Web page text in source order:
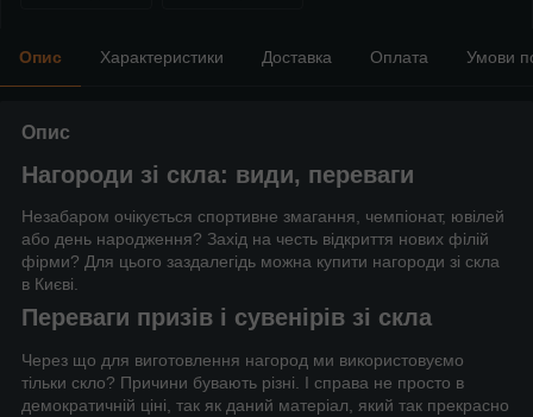
Опис Характеристики Доставка Оплата Умови
Опис
Нагороди зі скла: види, переваги
Незабаром очікується спортивне змагання, чемпіонат, ювілей
або день народження? Захід на честь відкриття нових філій
фірми? Для цього заздалегідь можна купити нагороди зі скла
в Києві.
Переваги призів і сувенірів зі скла
Через що для виготовлення нагород ми використовуємо
тільки скло? Причини бувають різні. І справа не просто в
демократичній ціні, так як даний матеріал, який так прекрасно